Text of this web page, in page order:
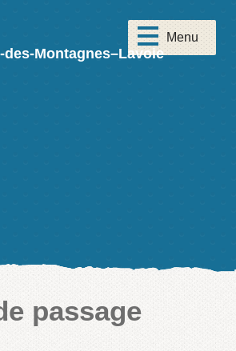
des-Montagnes–Lavoie
passage